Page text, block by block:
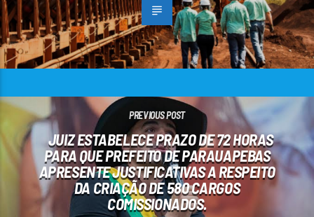
PREVIOUS POST
JUIZ ESTABELECE PRAZO DE 72 HORAS
PARA QUE PREFEITO DE PARAUAPEBAS
APRESENTE JUSTIFICATIVAS A RESPEITO
DA CRIAÇÃO DE 580 CARGOS
COMISSIONADOS.